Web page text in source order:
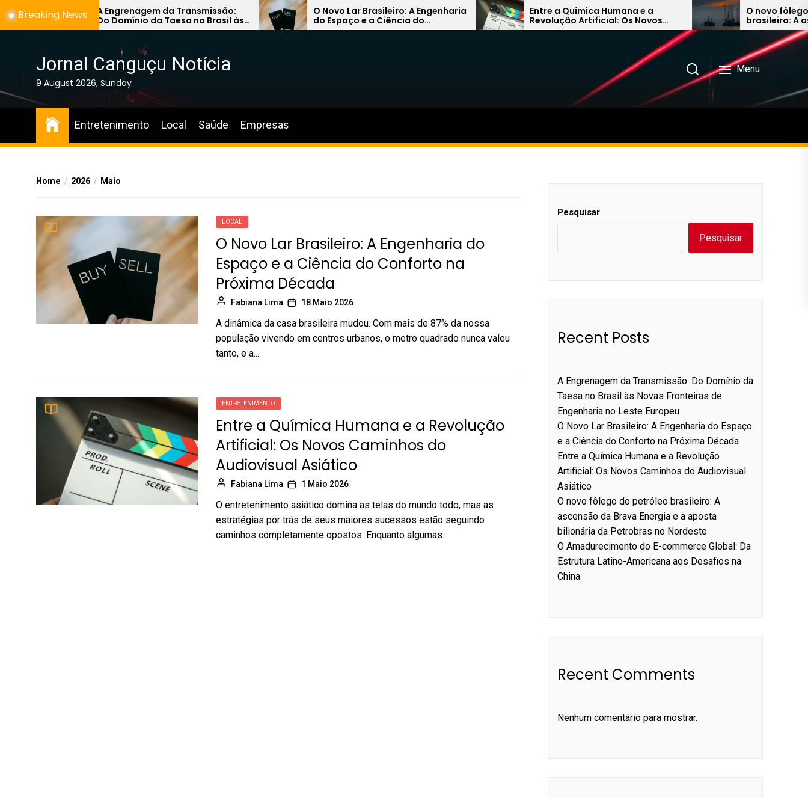
Skip
to
Breaking NewsA Engrenagem da Transmissão:
Do Domínio da Taesa no Brasil às
Novas Fronteiras de Engenharia
O Novo Lar Brasileiro: A Engenharia
do Espaço e a Ciência do
Conforto na Próxima Década
Entre a Química Humana e a
Revolução Artificial: Os Novos
Caminhos do Audiovisual Asiático
O novo fôlego do
brasileiro: A
Energia e a aposta
Petrobras no
Jornal Canguçu Notícia
9 August 2026, Sunday
Menu
Entretenimento Local Saúde Empresas
Home 2026 Maio
LOCAL
O Novo Lar Brasileiro: A Engenharia do
Espaço e a Ciência do Conforto na
Próxima Década
Fabiana Lima 18 Maio 2026
A dinâmica da casa brasileira mudou. Com mais de 87% da nossa
população vivendo em centros urbanos, o metro quadrado nunca valeu
tanto, e a...
ENTRETENIMENTO
Entre a Química Humana e a Revolução
Artificial: Os Novos Caminhos do
Audiovisual Asiático
Fabiana Lima 1 Maio 2026
O entretenimento asiático domina as telas do mundo todo, mas as
estratégias por trás de seus maiores sucessos estão seguindo
caminhos completamente opostos. Enquanto algumas...
Pesquisar
Pesquisar
Recent Posts
A Engrenagem da Transmissão: Do Domínio da
Taesa no Brasil às Novas Fronteiras de
Engenharia no Leste Europeu
O Novo Lar Brasileiro: A Engenharia do Espaço
e a Ciência do Conforto na Próxima Década
Entre a Química Humana e a Revolução
Artificial: Os Novos Caminhos do Audiovisual
Asiático
O novo fôlego do petróleo brasileiro: A
ascensão da Brava Energia e a aposta
bilionária da Petrobras no Nordeste
O Amadurecimento do E-commerce Global: Da
Estrutura Latino-Americana aos Desafios na
China
Recent Comments
Nenhum comentário para mostrar.